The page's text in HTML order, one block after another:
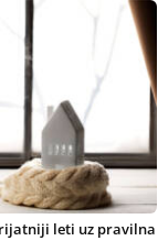
leti uz pravilna